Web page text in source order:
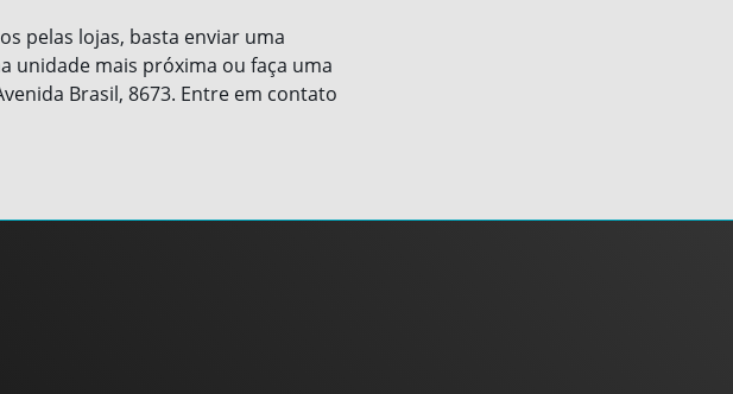
pelas lojas, basta enviar uma
unidade mais próxima ou faça uma
Brasil, 8673. Entre em contato